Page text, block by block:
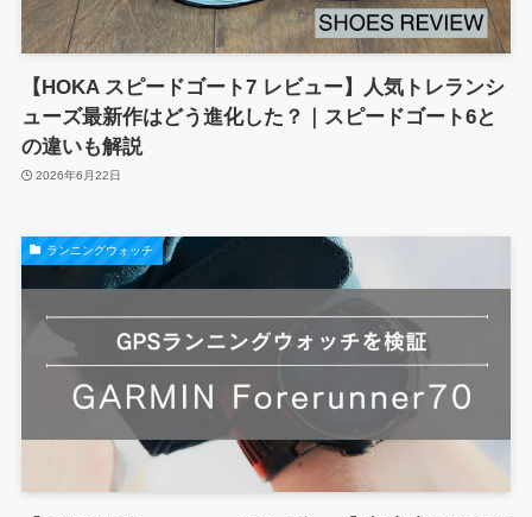
【HOKA スピードゴート7 レビュー】人気トレランシ
ューズ最新作はどう進化した？｜スピードゴート6と
の違いも解説
2026年6月22日
ランニングウォッチ